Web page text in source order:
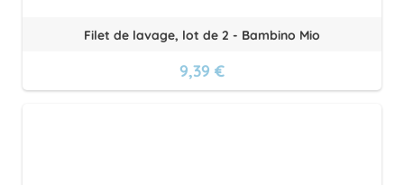
Filet de lavage, lot de 2 - Bambino Mio
9,39 €